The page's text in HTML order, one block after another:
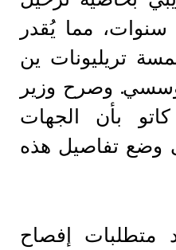
سنوات، مما يُقدر
تريليونات ين
وصرح وزير
كاتو بأن الجهات
وضع تفاصيل هذه
متطلبات إفصاح